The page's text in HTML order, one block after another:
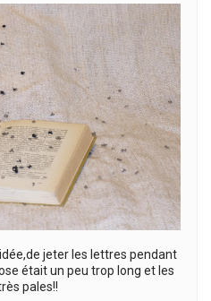
jeter les lettres pendant
était un peu trop long et les
pales!!